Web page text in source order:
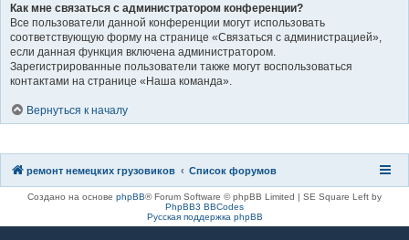
Как мне связаться с администратором конференции?
Все пользователи данной конференции могут использовать
соответствующую форму на странице «Связаться с администрацией»,
если данная функция включена администратором.
Зарегистрированные пользователи также могут воспользоваться
контактами на странице «Наша команда».
Вернуться к началу
ремонт немецких грузовиков Список форумов
Создано на основе phpBB® Forum Software © phpBB Limited | SE Square Left by
PhpBB3 BBCodes
Русская поддержка phpBB